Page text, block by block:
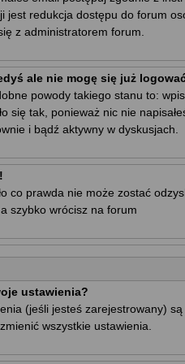
jest redukcja dostępu do forum
z administratorem forum.
ale nie mogę się już
powody takiego stanu to:
się tak, ponieważ nic nie
i bądź aktywny w dyskusjach.
co prawda nie może zostać
szybko wrócisz na forum
ustawienia?
(jeśli jesteś zarejestrowany)
wszystkie ustawienia.